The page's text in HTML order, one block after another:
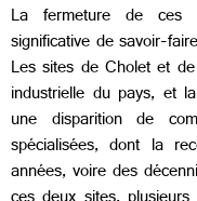
​​​La fermeture de ces
significative de savoir-
Les sites de Cholet et
industrielle du pays, et
une disparition de
spécialisées, dont la
années, voire des